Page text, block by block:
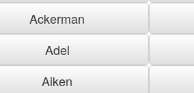
Ackerman
Adel
Aiken